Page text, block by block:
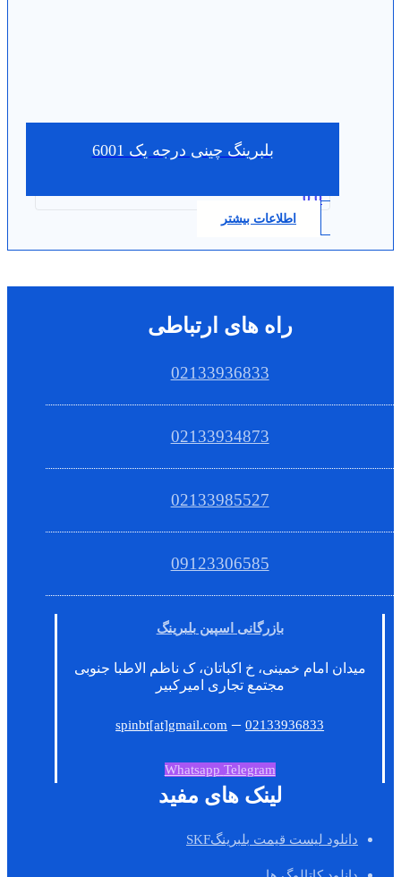
بلبرینگ چینی درجه یک 6001
0.0
اطلاعات بیشتر
راه های ارتباطی
02133936833
02133934873
02133985527
09123306585
بازرگانی اسپین بلبرینگ
میدان امام خمینی، خ اکباتان، ک ناظم الاطبا جنوبی
مجتمع تجاری امیرکبیر
spinbt[at]gmail.com –02133936833
Whatsapp Telegram
لینک های مفید
دانلود لیست قیمت بلبرینگSKF